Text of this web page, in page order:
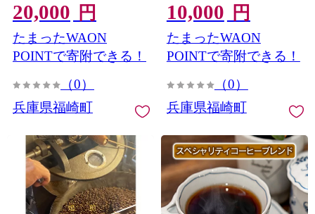
20,000 円
たまったWAON
POINTで寄附できる！
（0）
兵庫県福崎町
10,000 円
たまったWAON
POINTで寄附できる！
（0）
兵庫県福崎町